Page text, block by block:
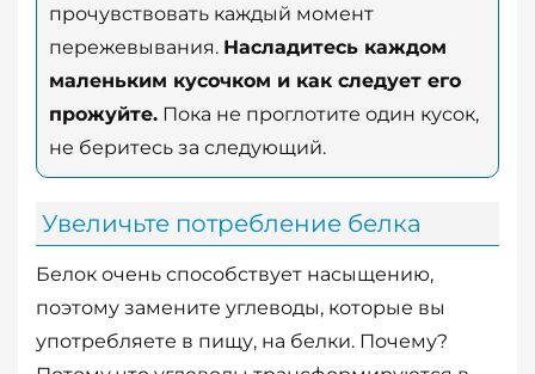
прочувствовать каждый момент
пережевывания. Насладитесь каждом
маленьким кусочком и как следует его
прожуйте. Пока не проглотите один кусок,
не беритесь за следующий.
Увеличьте потребление белка
Белок очень способствует насыщению,
поэтому замените углеводы, которые вы
употребляете в пищу, на белки. Почему?